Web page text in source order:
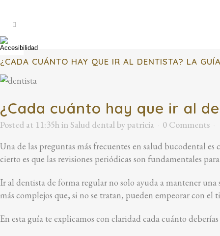
¿CADA CUÁNTO HAY QUE IR AL DENTISTA? LA
¿Cada cuánto hay que ir al
Posted at 11:35hin Salud dentalbypatricia
0 Comments
Una de las preguntas más frecuentes en salud bucodental
cierto es que las revisiones periódicas son fundamentales
Ir al dentista de forma regular no solo ayuda a mantener
más complejos que, si no se tratan, pueden empeorar con el
En esta guía te explicamos con claridad cada cuánto